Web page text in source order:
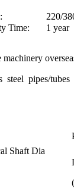
220/
Time: 1 year
steel pipes/
Shaft Dia